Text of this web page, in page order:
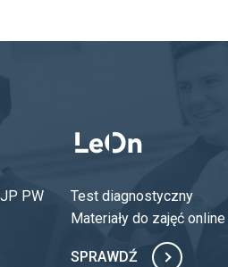
PW
Test diagnostyczny
Materiały do zajęć online
SPRAWDŹ